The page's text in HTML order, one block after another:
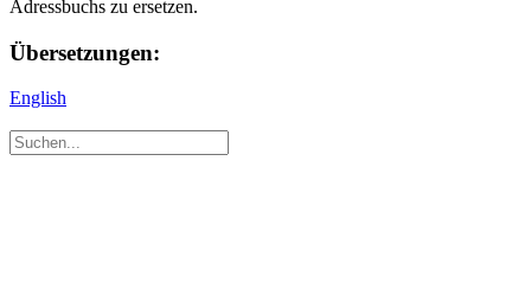
Adressbuchs zu ersetzen.
Übersetzungen:
English